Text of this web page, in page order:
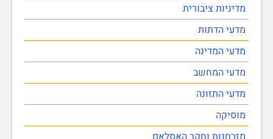
מדיניות ציבורית
מדעי הדתות
מדעי המדינה
מדעי המחשב
מדעי התזונה
מוסיקה